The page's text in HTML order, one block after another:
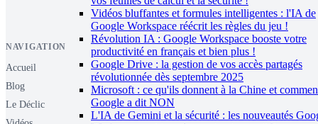
Vidéos bluffantes et formules intelligentes : l'IA de
Google Workspace réécrit les règles du jeu !
Révolution IA : Google Workspace booste votre
productivité en français et bien plus !
Google Drive : la gestion de vos accès partagés
révolutionnée dès septembre 2025
Microsoft : ce qu'ils donnent à la Chine et
Google a dit NON
L'IA de Gemini et la sécurité : les nouveautés
NAVIGATION
Accueil
Blog
Le Déclic